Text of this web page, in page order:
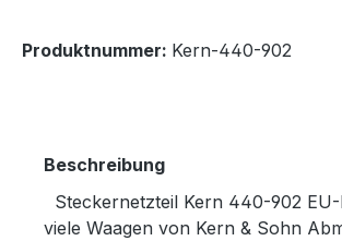
Produktnummer: Kern-440-902
Beschreibung
Steckernetzteil Kern 440-902
viele Waagen von Kern & Sohn